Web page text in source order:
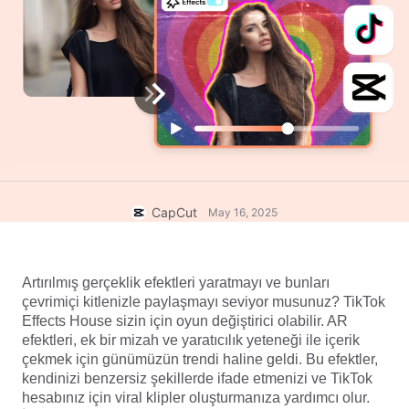
Metin ve Ses
Otomatik alt yazılar
Sesi iyileştir
Gürültü azaltma
Resim
Pazarlama
Yaşam Tarzı ve Vlog'lar
Özel tasarım
Pazar Trendleri
En Popüler Seçimler
Şablon trendler ve ipuçları
Daha fazla
Sektör şablonları
Güven Merkezi
Yardım Merkezi
CapCut Hizmet Şartları hakkında
Dreamina Seedance 2.0 Launch
CapCut'ı aç
CapCut May 16, 2025
Artırılmış gerçeklik efektleri yaratmayı ve bunları
çevrimiçi kitlenizle paylaşmayı seviyor musunuz? TikTok
Effects House sizin için oyun değiştirici olabilir. AR
efektleri, ek bir mizah ve yaratıcılık yeteneği ile içerik
çekmek için günümüzün trendi haline geldi. Bu efektler,
kendinizi benzersiz şekillerde ifade etmenizi ve TikTok
hesabınız için viral klipler oluşturmanıza yardımcı olur.